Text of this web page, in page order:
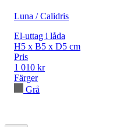
Luna / Calidris
El-uttag i låda
H5 x B5 x D5 cm
Pris
1 010 kr
Färger
Grå